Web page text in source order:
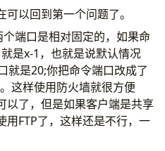
以回到第一个问题了。
端口是相对固定的，如果命
是x-1，也就是说默认情况
就是20;你把命令端口改成了
这样使用防火墙就很方便
以了，但是如果客户端是共享
用FTP了，这样还是不行，一